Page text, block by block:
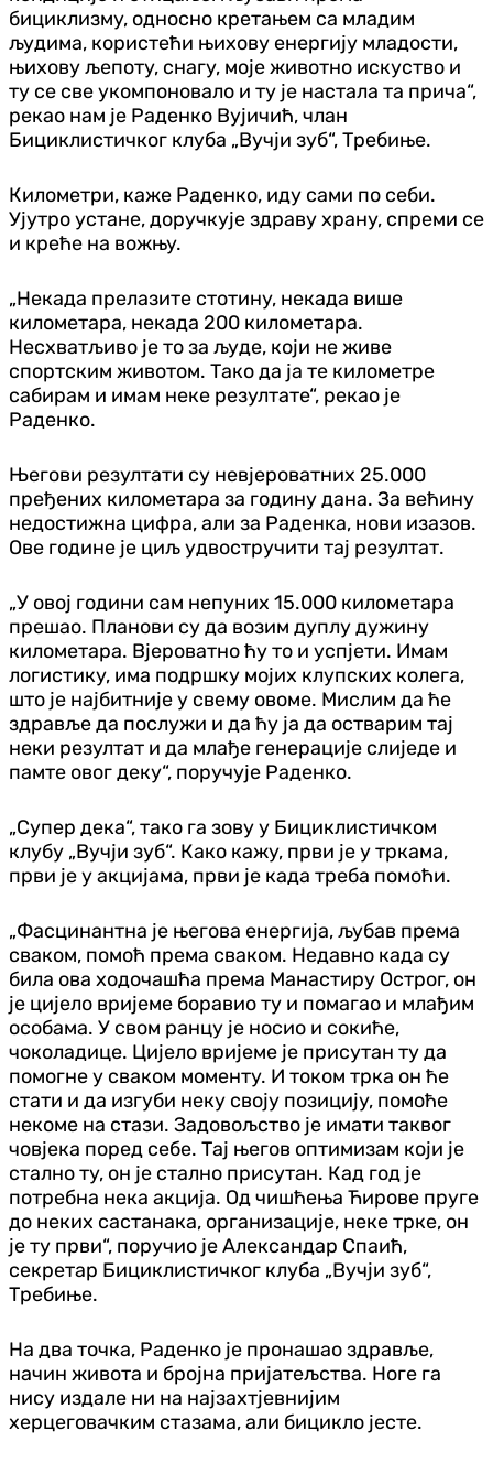
бициклизму, односно кретањем са младим
људима, користећи њихову енергију младости,
њихову љепоту, снагу, моје животно искуство и
ту се све укомпоновало и ту је настала та прича“,
рекао нам је Раденко Вујичић, члан
Бициклистичког клуба „Вучји зуб“, Требиње.
Километри, каже Раденко, иду сами по себи.
Ујутро устане, доручкује здраву храну, спреми се
и креће на вожњу.
„Некада прелазите стотину, некада више
километара, некада 200 километара.
Несхватљиво је то за људе, који не живе
спортским животом. Тако да ја те километре
сабирам и имам неке резултате“, рекао је
Раденко.
Његови резултати су невјероватних 25.000
пређених километара за годину дана. За већину
недостижна цифра, али за Раденка, нови изазов.
Ове године је циљ удвостручити тај резултат.
„У овој години сам непуних 15.000 километара
прешао. Планови су да возим дуплу дужину
километара. Вјероватно ћу то и успјети. Имам
логистику, има подршку мојих клупских колега,
што је најбитније у свему овоме. Мислим да ће
здравље да послужи и да ћу ја да остварим тај
неки резултат и да млађе генерације слиједе и
памте овог деку“, поручује Раденко.
„Супер дека“, тако га зову у Бициклистичком
клубу „Вучји зуб“. Како кажу, први је у тркама,
први је у акцијама, први је када треба помоћи.
„Фасцинантна је његова енергија, љубав према
сваком, помоћ према сваком. Недавно када су
била ова ходочашћа према Манастиру Острог, он
је цијело вријеме боравио ту и помагао и млађим
особама. У свом ранцу је носио и сокиће,
чоколадице. Цијело вријеме је присутан ту да
помогне у сваком моменту. И током трка он ће
стати и да изгуби неку своју позицију, помоће
некоме на стази. Задовољство је имати таквог
човјека поред себе. Тај његов оптимизам који је
стално ту, он је стално присутан. Кад год је
потребна нека акција. Од чишћења Ћирове пруге
до неких састанака, организације, неке трке, он
је ту први“, поручио је Александар Спаић,
секретар Бициклистичког клуба „Вучји зуб“,
Требиње.
На два точка, Раденко је пронашао здравље,
начин живота и бројна пријатељства. Ноге га
нису издале ни на најзахтјевнијим
херцеговачким стазама, али бицикло јесте.